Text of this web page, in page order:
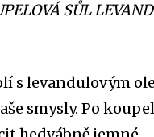
SŮL
s levandulovým
smysly. Po